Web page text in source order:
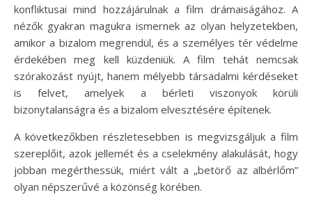
konfliktusai mind hozzájárulnak a film drámaiságához. A
nézők gyakran magukra ismernek az olyan helyzetekben,
amikor a bizalom megrendül, és a személyes tér védelme
érdekében meg kell küzdeniük. A film tehát nemcsak
szórakozást nyújt, hanem mélyebb társadalmi kérdéseket
is felvet, amelyek a bérleti viszonyok körüli
bizonytalanságra és a bizalom elvesztésére építenek.
A következőkben részletesebben is megvizsgáljuk a film
szereplőit, azok jellemét és a cselekmény alakulását, hogy
jobban megérthessük, miért vált a „betörő az albérlőm”
olyan népszerűvé a közönség körében.